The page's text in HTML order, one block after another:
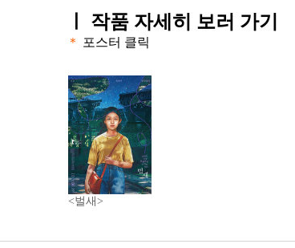
작품 자세히 보러 가기
＊ 포스터 클릭
<벌새>